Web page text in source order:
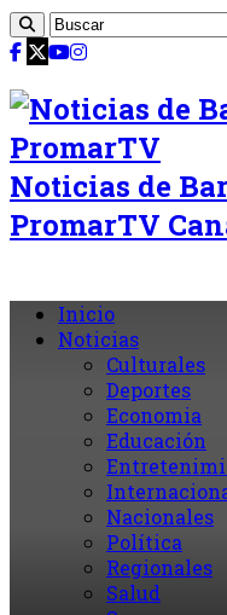
Noticias de
PromarTV
Inicio
Noticias
Culturales
Deportes
Economia
Educación
Nacionales
Política
Regionales
Salud